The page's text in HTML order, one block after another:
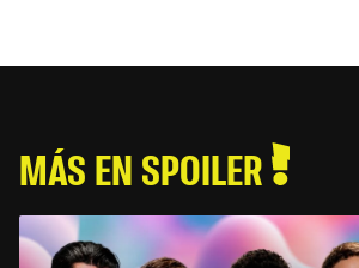
MÁS EN SPOILER